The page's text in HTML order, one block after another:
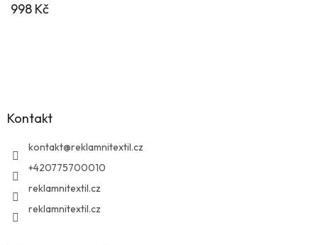
998 Kč
Kontakt
kontakt@reklamnitextil.cz
+420775700010
reklamnitextil.cz
reklamnitextil.cz